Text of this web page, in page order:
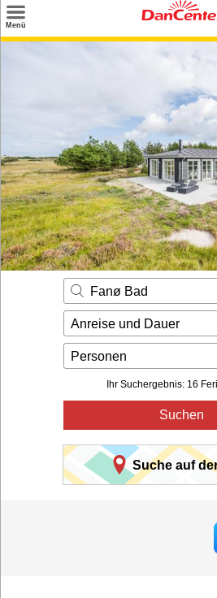
Menü
Angebote
Inspiration
Kontakt
Gut zu wissen
Login
Fanø Bad
Anreise und Dauer
Personen
Ihr Suchergebnis: 16
Suchen
Suche auf